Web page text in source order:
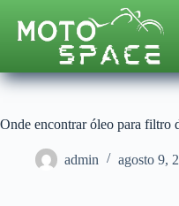
para
Onde encontrar óleo para filtro
admin agosto 9,